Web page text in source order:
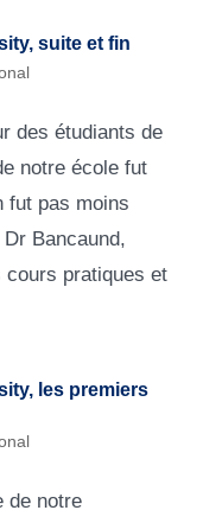
suite et fin
des étudiants de
notre école fut
fut pas moins
Bancaund,
pratiques et
les premiers
de notre